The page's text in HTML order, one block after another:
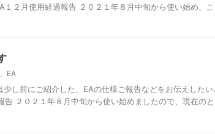
１２月使用経過報告 ２０２１年８月中旬から使い始め、こ
EA
し前にご紹介した、EAの仕様ご報告などをお伝えしたい
告 ２０２１年８月中旬から使い始めましたので、現在のと